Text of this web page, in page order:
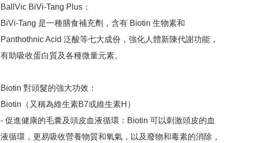
BallVic BiVi-Tang Plus：
BiVi-Tang 是一種膳食補充劑，含有 Biotin 生物素和
Panthothnic Acid 泛酸等七大成份，強化人體新陳代謝功能，
有助吸收蛋白質及各種微量元素。
Biotin 對頭髮的強大功效：
Biotin（又稱為維生素B7或維生素H）
- ﻿﻿促進健康的毛囊及頭皮血液循環：Biotin 可以刺激頭皮的血
液循環，更易吸收營養物質和氧氣，以及廢物和毒素的消除，